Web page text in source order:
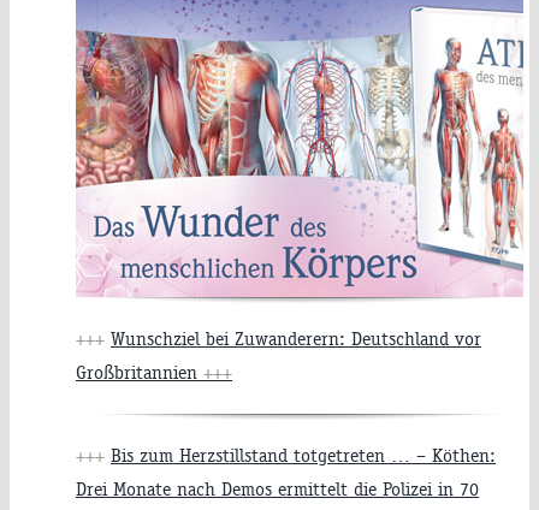
+++ Wunschziel bei Zuwanderern: Deutschland vor
Großbritannien +++
+++ Bis zum Herzstillstand totgetreten … – Köthen:
Drei Monate nach Demos ermittelt die Polizei in 70